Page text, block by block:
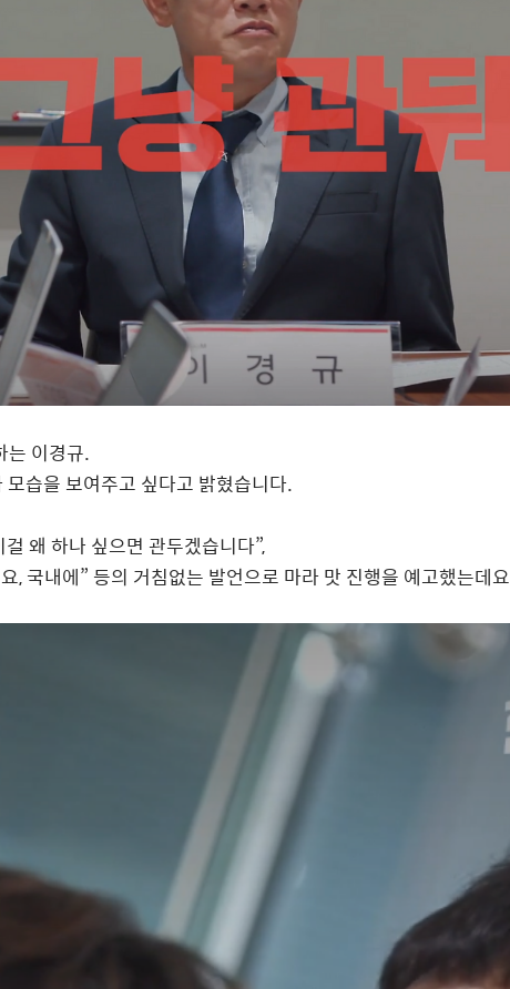
는 이경규.
모습을 보여주고 싶다고 밝혔습니다.
걸 왜 하나 싶으면 관두겠습니다”,
,국내에” 등의 거침없는 발언으로 마라 맛 진행을 예고했는데요